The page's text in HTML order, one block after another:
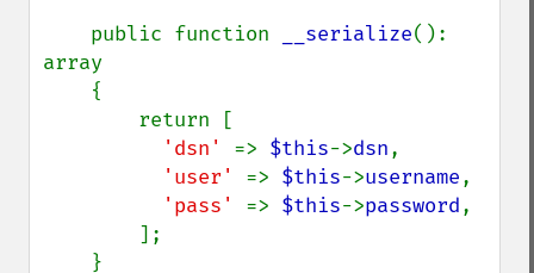
    public function
__serialize():
array
'dsn' => $this->dsn,
'user' => $this->username,
'pass' => $this->password,